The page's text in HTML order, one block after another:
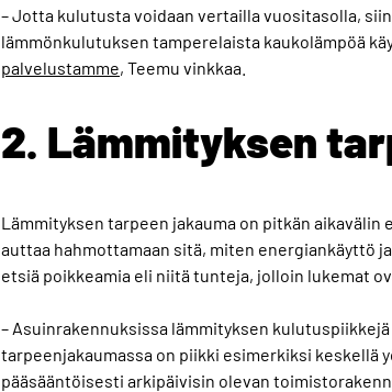
– Jotta kulutusta voidaan vertailla vuositasolla,
lämmönkulutuksen tamperelaista kaukolämpöä
palvelustamme, Teemu vinkkaa.
2. Lämmityksen
Lämmityksen tarpeen jakauma on pitkän
auttaa hahmottamaan sitä, miten energiankäyttö
etsiä poikkeamia eli niitä tunteja, jolloin lukemat
– Asuinrakennuksissa lämmityksen
tarpeenjakaumassa on piikki esimerkiksi keskellä
pääsääntöisesti arkipäivisin olevan